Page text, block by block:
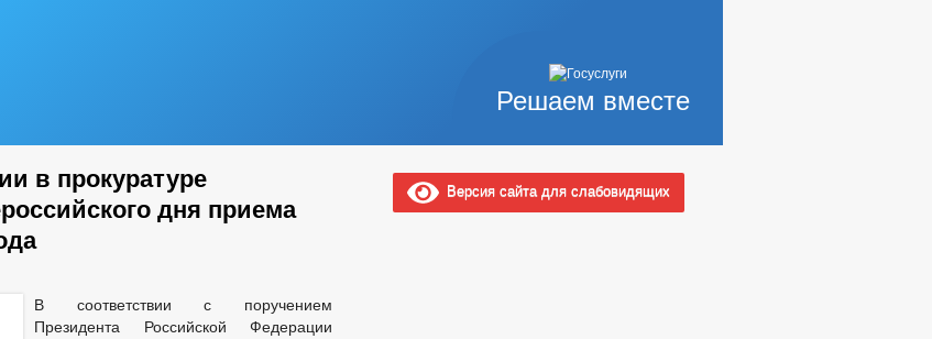
Решаем вместе
в прокуратуре
дня приема
В соответствии с поручением
Президента Российской Федерации
Версия сайта для слабовидящих